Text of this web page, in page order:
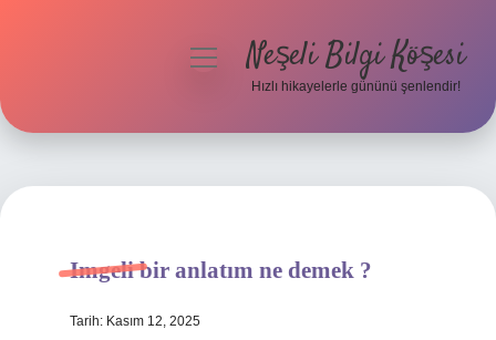
Hakkımızda
menüyüNeşeli Bilgi Köşesi
Hızlı hikayelerle gününü şenlendir!
Imgeli bir anlatım ne demek ?
Tarih: Kasım 12, 2025